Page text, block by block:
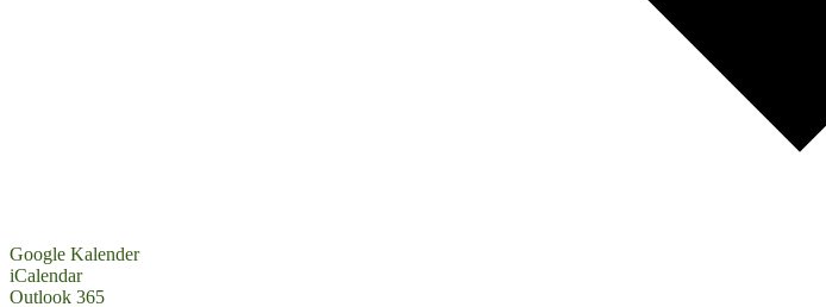
Google Kalender
iCalendar
Outlook 365